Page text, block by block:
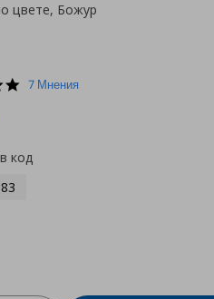
цвете, Божур
4.97 Мнения
код